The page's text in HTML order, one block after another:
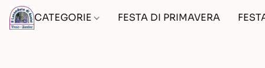
CATEGORIE FESTA DI PRIMAVERA